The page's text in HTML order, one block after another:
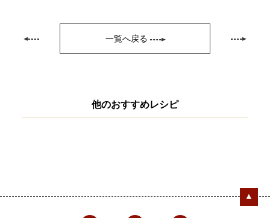
一覧へ戻る
他のおすすめレシピ
▲